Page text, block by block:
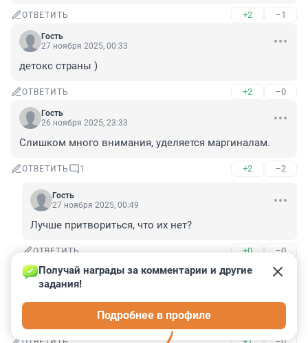
ОТВЕТИТЬ +2 –1
Гость
27 ноября 2025, 00:33
детокс страны )
ОТВЕТИТЬ +2 –0
Гость
26 ноября 2025, 23:33
Слишком много внимания, уделяется маргиналам.
ОТВЕТИТЬ 1 +2 –2
Гость
27 ноября 2025, 00:49
Лучше притвориться, что их нет?
ОТВЕТИТЬ +0 –0
Гость
26 ноября 2025, 23:21
Опять примерный семьянин и просто отличный
работник. А вы не знаете — так молчите. 🥱
Получай награды за комментарии и другие
задания!
Подробнее в профиле